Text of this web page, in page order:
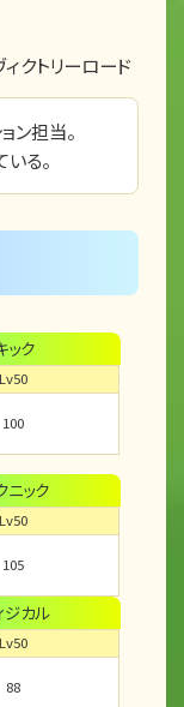
クトリーロード
ン担当。
る。
ック
Lv50
100
ニック
Lv50
105
ジカル
Lv50
88